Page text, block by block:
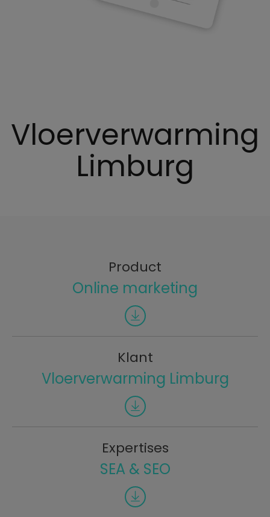
Vloerverwarming
Limburg
Product
Online marketing
Klant
Vloerverwarming Limburg
Expertises
SEA & SEO